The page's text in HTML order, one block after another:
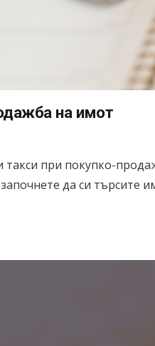
на имот
такси при покупко-
да си търсите